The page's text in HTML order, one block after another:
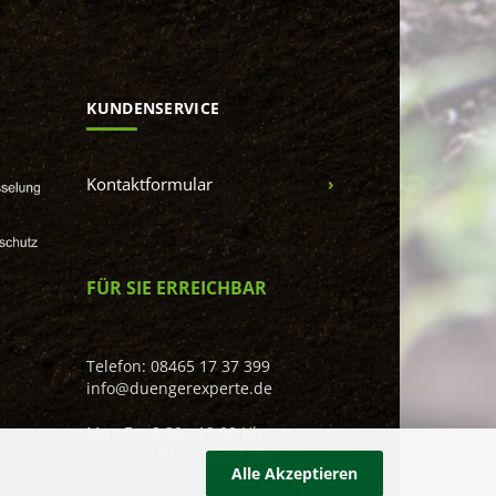
Alle Akzeptieren
KUNDENSERVICE
Kontaktformular
FÜR SIE ERREICHBAR
Telefon: 08465 17 37 399
info@duengerexperte.de
Mo - Fr: 8.30 - 12.00 Uhr
13.00 - 16.00 Uhr